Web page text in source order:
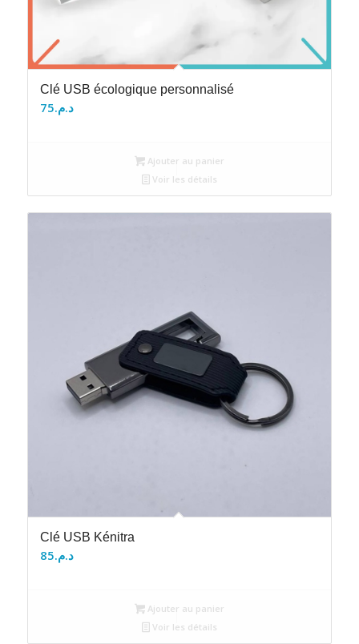
Clé USB écologique personnalisé
د.م.75
Ajouter au panier
Voir les détails
Clé USB Kénitra
د.م.85
Ajouter au panier
Voir les détails